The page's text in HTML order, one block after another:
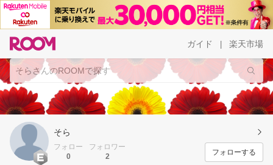
ガイド 楽天市場
そら
フォロー
0
フォロワー
2
フォローする